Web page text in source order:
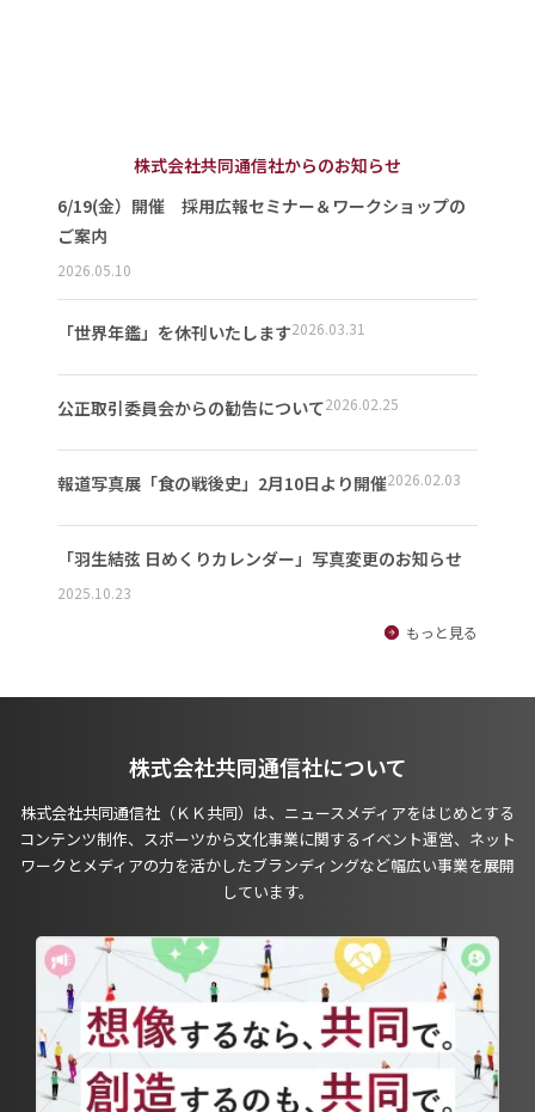
株式会社共同通信社からのお知らせ
6/19(金）開催 採用広報セミナー＆ワークショップの
ご案内
2026.05.10
「世界年鑑」を休刊いたします2026.03.31
公正取引委員会からの勧告について2026.02.25
報道写真展「食の戦後史」2月10日より開催2026.02.03
「羽生結弦 日めくりカレンダー」写真変更のお知らせ
2025.10.23
もっと見る
株式会社共同通信社について
株式会社共同通信社（ＫＫ共同）は、ニュースメディアをはじめとする
コンテンツ制作、スポーツから文化事業に関するイベント運営、ネット
ワークとメディアの力を活かしたブランディングなど幅広い事業を展開
しています。